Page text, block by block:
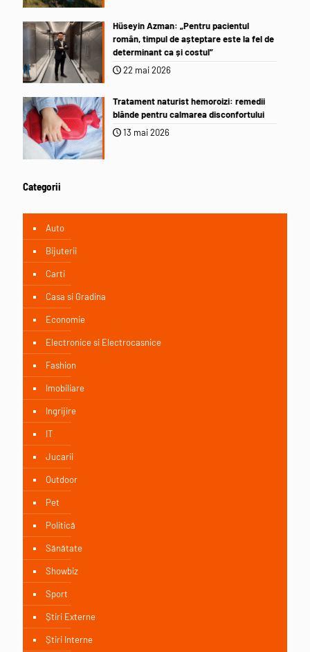
Hüseyin Azman: „Pentru pacientul
român, timpul de așteptare este la fel de
determinant ca și costul”
22 mai 2026
Tratament naturist hemoroizi: remedii
blânde pentru calmarea disconfortului
13 mai 2026
Categorii
Auto
Bijuterii
Carti
Casa si Gradina
Economie
Electronice si Electrocasnice
Fashion
Imobiliare
Ingrijire
IT
Jucarii
Outdoor
Pet
Politică
Sănătate
Showbiz
Sport
Știri Externe
Știri Interne